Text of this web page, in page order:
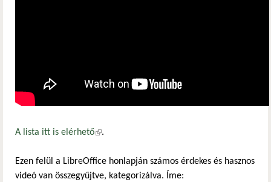
A lista itt is elérhető(külső hivatkozás)
.
Ezen felül a LibreOffice honlapján számos érdekes és hasznos
videó van összegyűjtve, kategorizálva. Íme: